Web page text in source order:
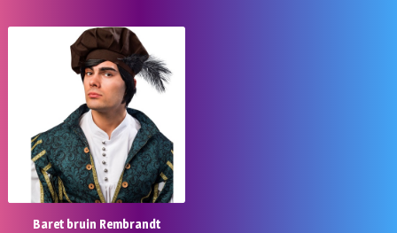
Baret bruin Rembrandt